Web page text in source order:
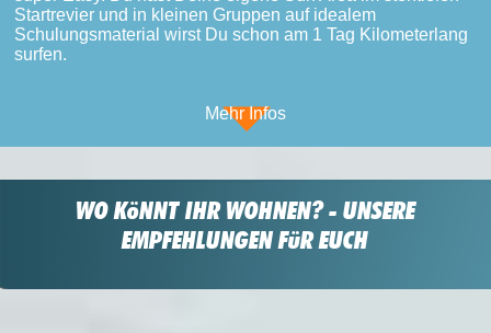
Startrevier und in kleinen Gruppen auf idealem
Schulungsmaterial wirst Du schon am 1 Tag Kilometerlang
surfen.
Mehr Infos
WO KöNNT IHR WOHNEN? - UNSERE
EMPFEHLUNGEN FüR EUCH